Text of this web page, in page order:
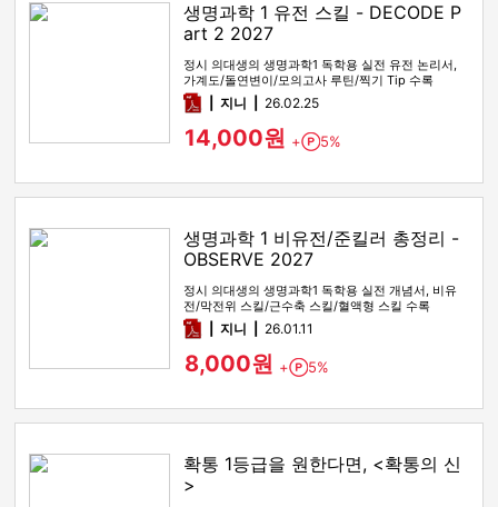
생명과학 1 유전 스킬 - DECODE P
art 2 2027
정시 의대생의 생명과학1 독학용 실전 유전 논리서,
가계도/돌연변이/모의고사 루틴/찍기 Tip 수록
pdf지니 26.02.25
14,000원 + Point
5%
생명과학 1 비유전/준킬러 총정리 -
OBSERVE 2027
정시 의대생의 생명과학1 독학용 실전 개념서, 비유
전/막전위 스킬/근수축 스킬/혈액형 스킬 수록
pdf지니 26.01.11
8,000원 + Point
5%
확통 1등급을 원한다면, <확통의 신
>